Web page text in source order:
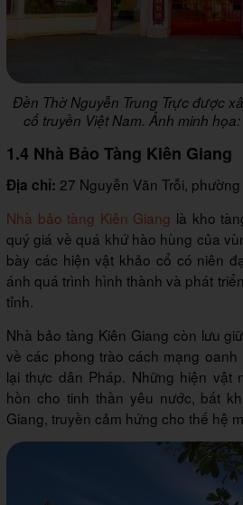
Đền Thờ Nguyễn Trung Trực được
cổ truyền Việt Nam. Ảnh minh
1.4 Nhà Bảo Tàng Kiên Giang
Địa chỉ: 27 Nguyễn Văn Trỗi,
Nhà bảo tàng Kiên Giang là kho
quý giá về quá khứ hào hùng của
bày các hiện vật khảo cổ có niên
ánh quá trình hình thành và phát
tỉnh.
Nhà bảo tàng Kiên Giang còn lưu
về các phong trào cách mạng
lại thực dân Pháp. Những hiện vật
hồn cho tinh thần yêu nước, bất
Giang, truyền cảm hứng cho thế hệ